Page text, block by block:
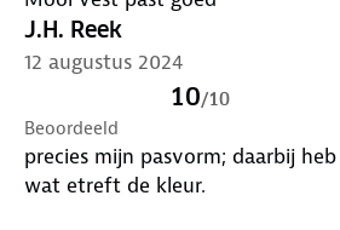
J.H. Reek
12 augustus 2024
10/10
Beoordeeld
precies mijn pasvorm; daarbij
wat etreft de kleur.